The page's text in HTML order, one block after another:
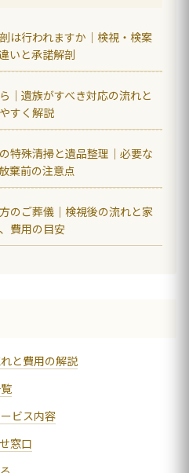
は行われますか｜検視・検案
いと承諾解剖
｜遺族がすべき対応の流れと
すく解説
特殊清掃と遺品整理｜必要な
棄前の注意点
のご葬儀｜検視後の流れと家
費用の目安
と費用の解説
ビス内容
窓口